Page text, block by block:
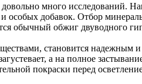
много
особых добавок. Отбор
обычный обжиг двуводного
становится надежным
а на полное
покраски перед